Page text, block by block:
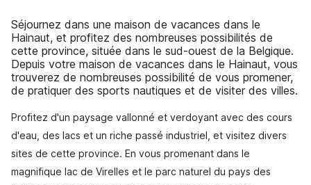
Séjournez dans une maison de vacances dans le
Hainaut, et profitez des nombreuses possibilités de
cette province, située dans le sud-ouest de la Belgique.
Depuis votre maison de vacances dans le Hainaut, vous
trouverez de nombreuses possibilité de vous promener,
de pratiquer des sports nautiques et de visiter des villes.
Profitez d'un paysage vallonné et verdoyant avec des cours
d'eau, des lacs et un riche passé industriel, et visitez divers
sites de cette province. En vous promenant dans le
magnifique lac de Virelles et le parc naturel du pays des